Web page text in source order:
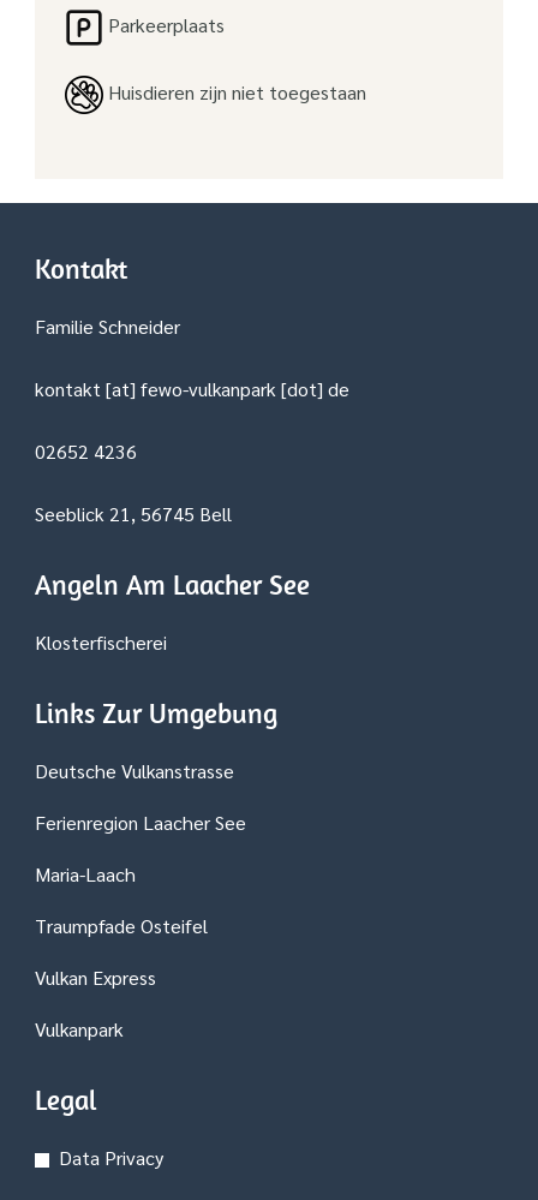
Parkeerplaats
Huisdieren zijn niet toegestaan
Kontakt
Familie Schneider
kontakt [at] fewo-vulkanpark [dot] de
02652 4236
Seeblick 21, 56745 Bell
Angeln Am Laacher See
Klosterfischerei
Links Zur Umgebung
Deutsche Vulkanstrasse
Ferienregion Laacher See
Maria-Laach
Traumpfade Osteifel
Vulkan Express
Vulkanpark
Legal
Data Privacy